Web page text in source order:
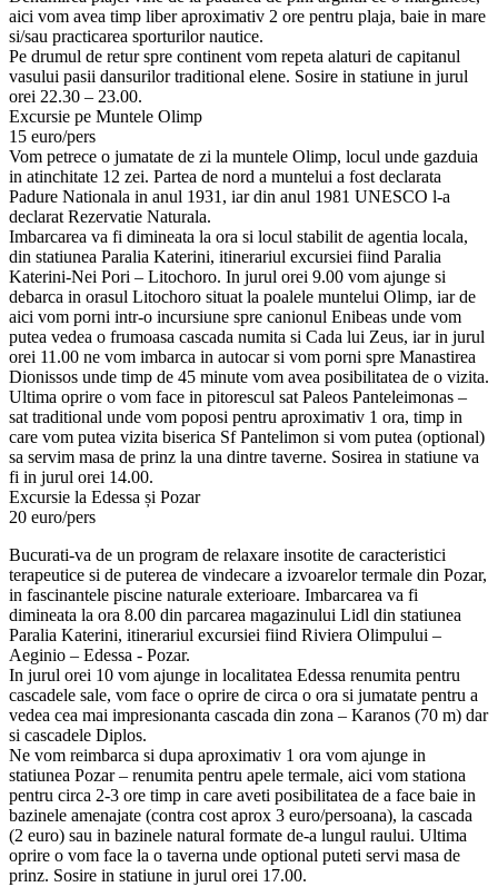
aici vom avea timp liber aproximativ 2 ore pentru plaja, baie in mare
si/sau practicarea sporturilor nautice.
Pe drumul de retur spre continent vom repeta alaturi de capitanul
vasului pasii dansurilor traditional elene. Sosire in statiune in jurul
orei 22.30 – 23.00.
Excursie pe Muntele Olimp
15 euro/pers
Vom petrece o jumatate de zi la muntele Olimp, locul unde gazduia
in atinchitate 12 zei. Partea de nord a muntelui a fost declarata
Padure Nationala in anul 1931, iar din anul 1981 UNESCO l-a
declarat Rezervatie Naturala.
Imbarcarea va fi dimineata la ora si locul stabilit de agentia locala,
din statiunea Paralia Katerini, itinerariul excursiei fiind Paralia
Katerini-Nei Pori – Litochoro. In jurul orei 9.00 vom ajunge si
debarca in orasul Litochoro situat la poalele muntelui Olimp, iar de
aici vom porni intr-o incursiune spre canionul Enibeas unde vom
putea vedea o frumoasa cascada numita si Cada lui Zeus, iar in jurul
orei 11.00 ne vom imbarca in autocar si vom porni spre Manastirea
Dionissos unde timp de 45 minute vom avea posibilitatea de o vizita.
Ultima oprire o vom face in pitorescul sat Paleos Panteleimonas –
sat traditional unde vom poposi pentru aproximativ 1 ora, timp in
care vom putea vizita biserica Sf Pantelimon si vom putea (optional)
sa servim masa de prinz la una dintre taverne. Sosirea in statiune va
fi in jurul orei 14.00.
Excursie la Edessa și Pozar
20 euro/pers
Bucurati-va de un program de relaxare insotite de caracteristici
terapeutice si de puterea de vindecare a izvoarelor termale din Pozar,
in fascinantele piscine naturale exterioare. Imbarcarea va fi
dimineata la ora 8.00 din parcarea magazinului Lidl din statiunea
Paralia Katerini, itinerariul excursiei fiind Riviera Olimpului –
Aeginio – Edessa - Pozar.
In jurul orei 10 vom ajunge in localitatea Edessa renumita pentru
cascadele sale, vom face o oprire de circa o ora si jumatate pentru a
vedea cea mai impresionanta cascada din zona – Karanos (70 m) dar
si cascadele Diplos.
Ne vom reimbarca si dupa aproximativ 1 ora vom ajunge in
statiunea Pozar – renumita pentru apele termale, aici vom stationa
pentru circa 2-3 ore timp in care aveti posibilitatea de a face baie in
bazinele amenajate (contra cost aprox 3 euro/persoana), la cascada
(2 euro) sau in bazinele natural formate de-a lungul raului. Ultima
oprire o vom face la o taverna unde optional puteti servi masa de
prinz. Sosire in statiune in jurul orei 17.00.